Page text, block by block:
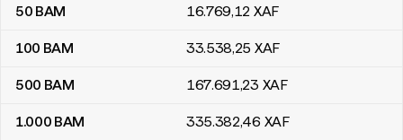
50 BAM 16.769,12 XAF
100 BAM 33.538,25 XAF
500 BAM 167.691,23 XAF
1.000 BAM 335.382,46 XAF